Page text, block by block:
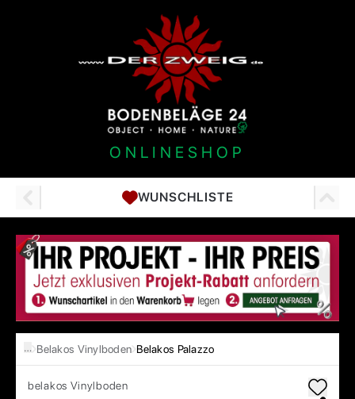
ONLINESHOP
WUNSCHLISTE
… Belakos Vinylboden Belakos Palazzo
belakos Vinylboden